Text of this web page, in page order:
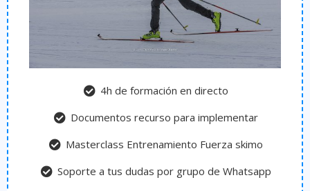
4h de formación en directo
Documentos recurso para implementar
Masterclass Entrenamiento Fuerza skimo
Soporte a tus dudas por grupo de Whatsapp